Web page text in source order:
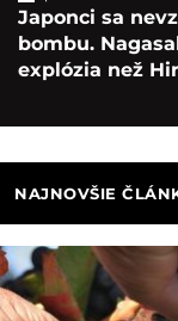
Japonci sa
bombu.
explózia než
NAJNOVŠIE